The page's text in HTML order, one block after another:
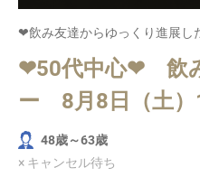
❤飲み友達からゆっくり進展し
❤50代中心❤ 飲
ー 8月8日（土）
48歳～63歳
× キャンセル待ち